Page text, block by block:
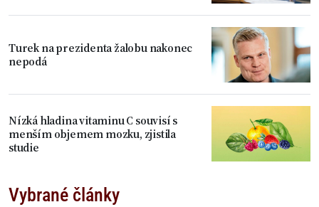
Turek na prezidenta žalobu nakonec
nepodá
Nízká hladina vitaminu C souvisí s
menším objemem mozku, zjistila
studie
Vybrané články